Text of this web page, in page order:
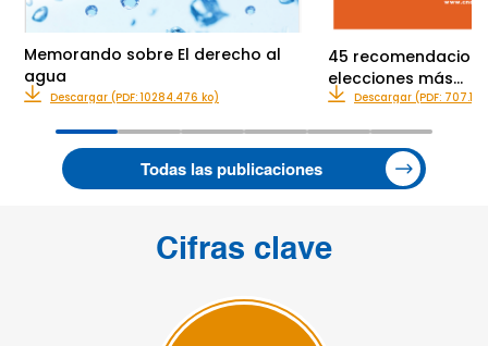
Todas las publicaciones
Memorando sobre El derecho al
agua
Descargar (PDF: 10284.476 ko)
45
elecciones más…
Descargar (PDF:
Cifras clave